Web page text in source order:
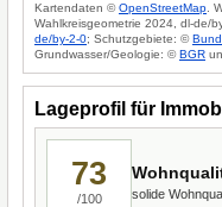
Kartendaten ©OpenStreetMap .
Wahlkreisgeometrie 2024, dl-de/
de/by-2-0; Schutzgebiete: ©
Grundwasser/Geologie: ©BGR
Lageprofil für
73
/100 solide